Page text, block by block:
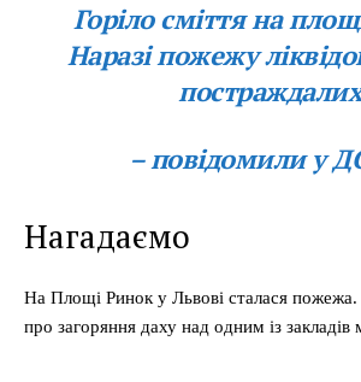
Горіло сміття на
Наразі пожежу
постраждалих
– повідомили у
Нагадаємо
На Площі Ринок у Львові сталася пожежа.
про загоряння даху над одним із закладів